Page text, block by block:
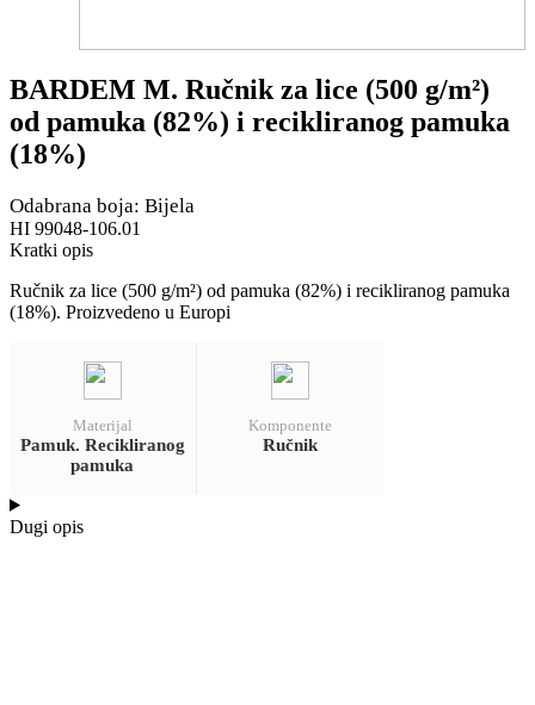
BARDEM M. Ručnik za lice (500 g/m²)
od pamuka (82%) i recikliranog pamuka
(18%)
Odabrana boja: Bijela
HI 99048-106.01
Kratki opis
Ručnik za lice (500 g/m²) od pamuka (82%) i recikliranog pamuka
(18%). Proizvedeno u Europi
Materijal
Pamuk. Recikliranog
pamuka
Komponente
Ručnik
Dugi opis